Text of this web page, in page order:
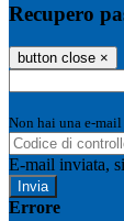
Recupero
button close ×
Non hai una e-
E-mail inviata,
Errore